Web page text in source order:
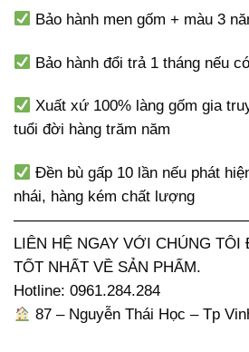
Bảo hành men gốm + màu 3
Bảo hành đổi trả 1 tháng nếu
Xuất xứ 100% làng gốm gia
tuổi đời hàng trăm năm
Đền bù gấp 10 lần nếu phát
nhái, hàng kém chất lượng
LIÊN HỆ NGAY VỚI CHÚNG
TỐT NHẤT VỀ SẢN PHẨM.
Hotline: 0961.284.284
87 – Nguyễn Thái Học – Tp